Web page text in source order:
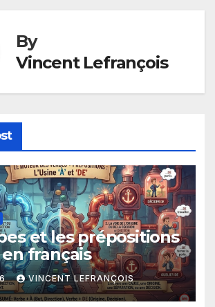
By
Vincent Lefrançois
et les prépositions
français
VINCENT LEFRANÇOIS